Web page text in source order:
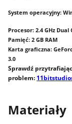
System operacyjny:
Procesor: 2.4 GHz Dual
Pamięć: 2 GB RAM
Karta graficzna:
3.0
Sprawdź
problem:
Materiały